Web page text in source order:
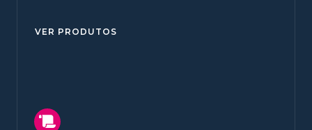
VER PRODUTOS